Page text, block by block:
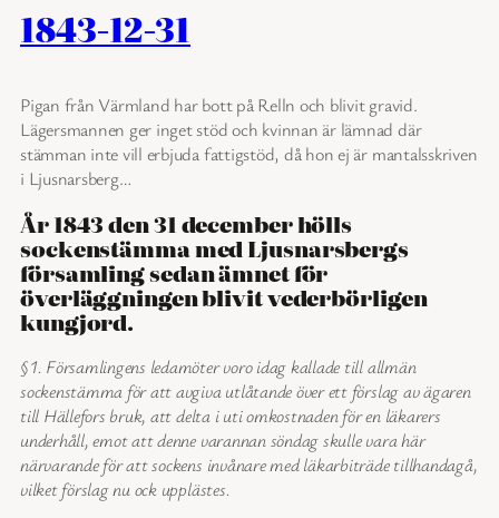
1843-12-31
Pigan från Värmland har bott på Relln och blivit gravid.
Lägersmannen ger inget stöd och kvinnan är lämnad där
stämman inte vill erbjuda fattigstöd, då hon ej är mantalsskriven
i Ljusnarsberg…
År 1843 den 31 december hölls
sockenstämma med Ljusnarsbergs
församling sedan ämnet för
överläggningen blivit vederbörligen
kungjord.
§1. Församlingens ledamöter voro idag kallade till allmän
sockenstämma för att avgiva utlåtande över ett förslag av ägaren
till Hällefors bruk, att delta i uti omkostnaden för en läkarers
underhåll, emot att denne varannan söndag skulle vara här
närvarande för att sockens invånare med läkarbiträde tillhandagå,
vilket förslag nu ock upplästes.